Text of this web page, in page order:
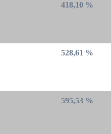
418,10 %
528,61 %
595,53 %